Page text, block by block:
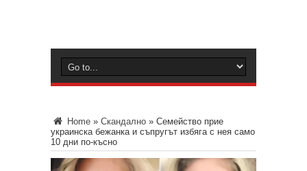
Home » Скандално » Семейство прие
украинска бежанка и съпругът избяга с нея само
10 дни по-късно